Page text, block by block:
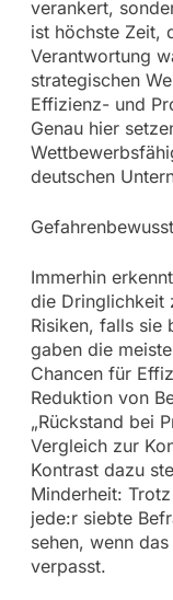
verankert,
ist höchste Zeit,
Verantwortung
strategischen
Effizienz- und
Genau hier
deutschen
Immerhin
die Dringlichkeit
Risiken, falls sie
gaben die
Chancen für
Reduktion von
„Rückstand bei
Vergleich zur
Kontrast dazu
Minderheit:
jede:r siebte
sehen, wenn
verpasst.